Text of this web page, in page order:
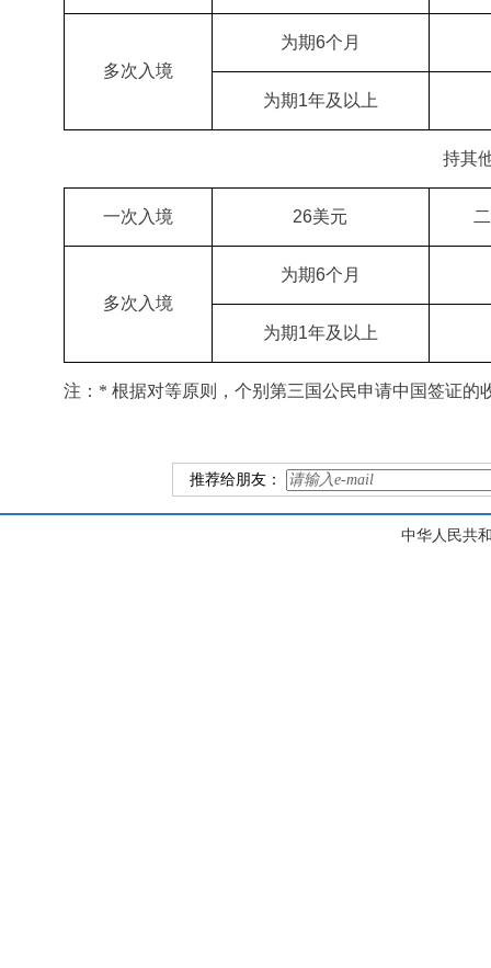
多次入境
为期6个月
为期1年及以上
持其
一次入境 26美元
多次入境
为期6个月
为期1年及以上
注： * 根据对等原则，个别第三国公民申请中国签证
推荐给朋友：
中华人民共